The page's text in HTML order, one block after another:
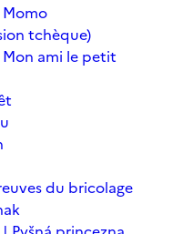
Momo
tchèque)
Mon ami le petit
du bricolage